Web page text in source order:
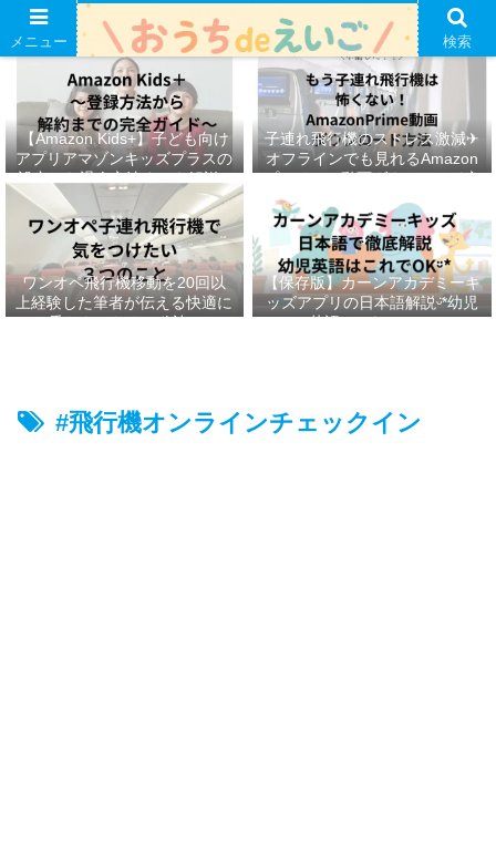
【Amazon Kids+】子ども向け
アプリアマゾンキッズプラスの
設定から退会方法までを解説ᵕ̈*
子連れ飛行機のストレス激減✈︎
オフラインでも見れるAmazon
プライムの動画ダウンロード方
ワンオペ飛行機移動を20回以
上経験した筆者が伝える快適に
乗りきるための秘訣ᵕ̈*
【保存版】カーンアカデミーキ
ッズアプリの日本語解説ᵕ̈*幼児
英語はこれでOKᵕ̈*
#飛行機オンラインチェックイン
メニュー 検索